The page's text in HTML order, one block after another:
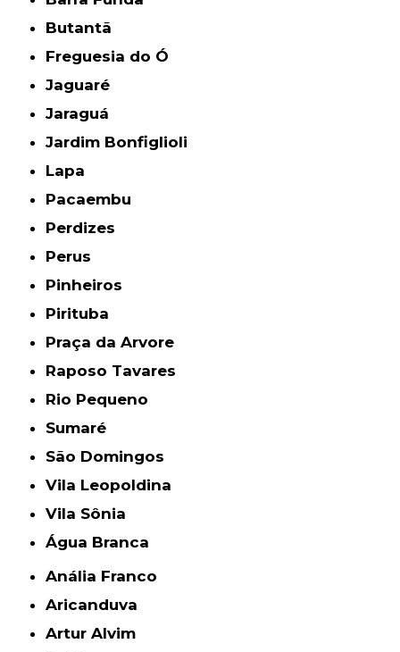
Butantã
Freguesia do Ó
Jaguaré
Jaraguá
Jardim Bonfiglioli
Lapa
Pacaembu
Perdizes
Perus
Pinheiros
Pirituba
Praça da Arvore
Raposo Tavares
Rio Pequeno
Sumaré
São Domingos
Vila Leopoldina
Vila Sônia
Água Branca
Anália Franco
Aricanduva
Artur Alvim